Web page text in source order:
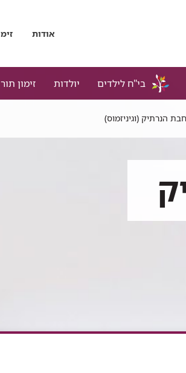
אודות
בי"ח לילדים יולדות זימון
הנרתיק (וגיניזמוס)